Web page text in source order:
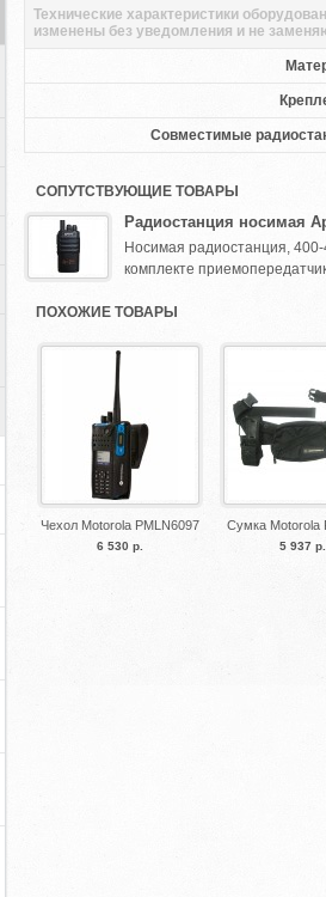
Совместимые
Технические характеристики
изменены без уведомления и не
СОПУТСТВУЮЩИЕ ТОВАРЫ
Радиостанция носимая
Носимая радиостанция,
комплекте
ПОХОЖИЕ ТОВАРЫ
Чехол Motorola PMLN6097
6 530 р.
Сумка Motorola
5 937 р.